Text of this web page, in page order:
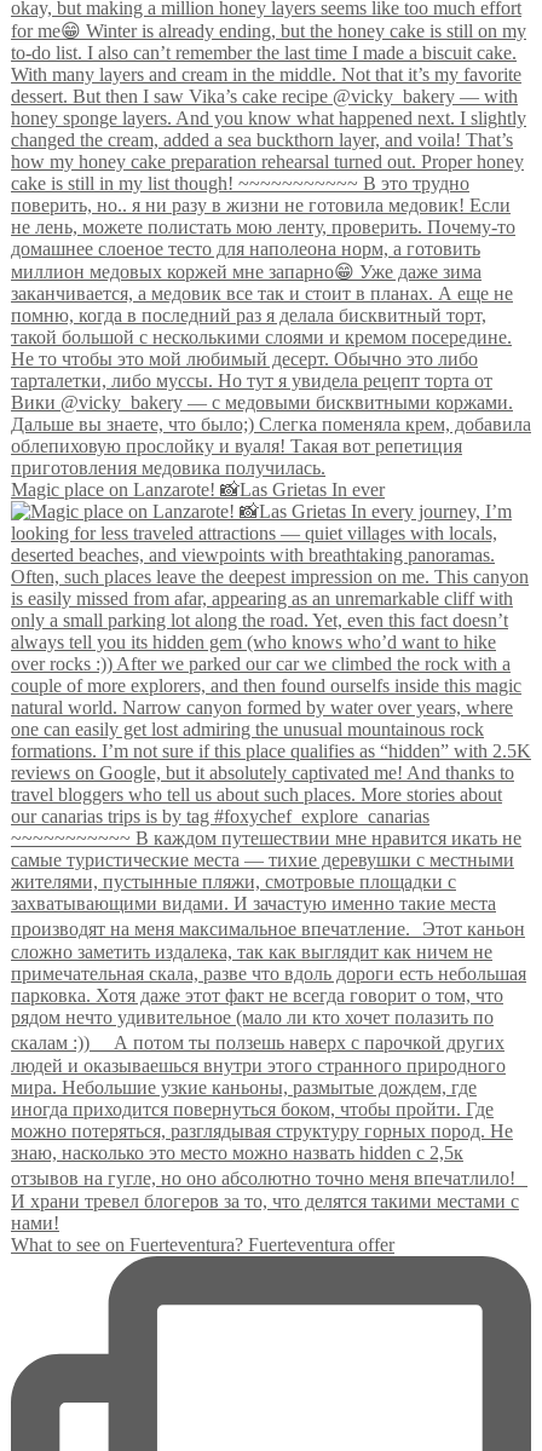
Magic place on Lanzarote! 📸Las Grietas In ever
What to see on Fuerteventura? Fuerteventura offer